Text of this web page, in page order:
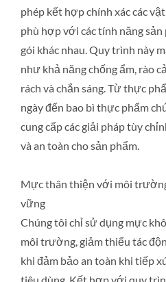
phép kết hợp chính xác các
phù hợp với các tính năng sản
gói khác nhau. Quy trình này
như khả năng chống ẩm, rào
rách và chắn sáng. Từ thực
ngày đến bao bì thực phẩm
cung cấp các giải pháp tùy
và an toàn cho sản phẩm.
Mực thân thiện với môi
vững
Chúng tôi chỉ sử dụng mực
môi trường, giảm thiểu tác
khi đảm bảo an toàn khi tiếp